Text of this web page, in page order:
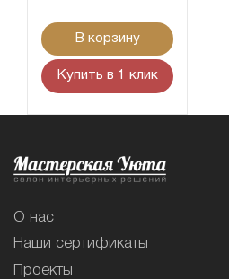
В корзину
Купить в 1 клик
О нас
Наши сертификаты
Проекты